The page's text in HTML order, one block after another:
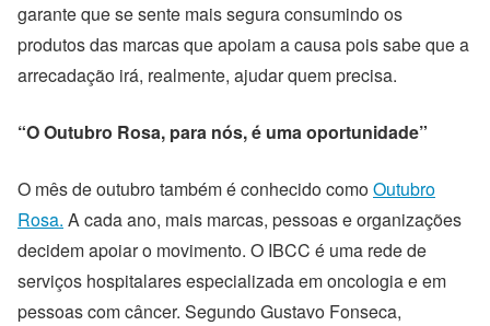
garante que se sente mais segura consumindo os
produtos das marcas que apoiam a causa pois sabe que a
arrecadação irá, realmente, ajudar quem precisa.
“O Outubro Rosa, para nós, é uma oportunidade”
O mês de outubro também é conhecido comoOutubro
Rosa. A cada ano, mais marcas, pessoas e organizações
decidem apoiar o movimento. O IBCC é uma rede de
serviços hospitalares especializada em oncologia e em
pessoas com câncer. Segundo Gustavo Fonseca,